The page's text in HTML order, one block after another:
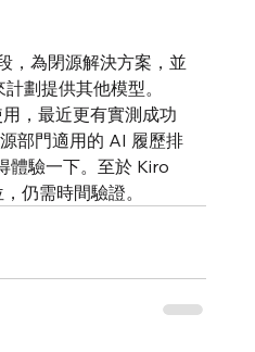
，為閉源解決方案，並
劃提供其他模型。
，最近更有實測成功
部門適用的 AI 履歷排
體驗一下。至於 Kiro
仍需時間驗證。